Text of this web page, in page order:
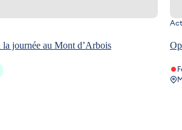
journée au Mont d’Arbois